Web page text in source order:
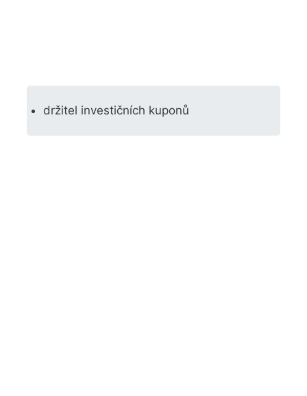
držitel investičních kuponů